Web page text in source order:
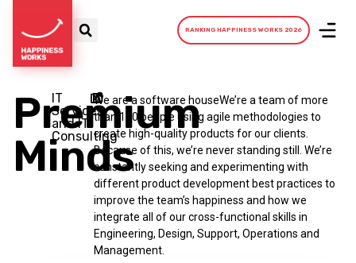
RANKING HAPPINESS WORKS 2026
Premium
Minds
IT
Services
and IT
Consulting
We are a software houseWe’re a team of more
than 100 people using agile methodologies to
create high-quality products for our clients.
Because of this, we’re never standing still. We’re
constantly seeking and experimenting with
different product development best practices to
improve the team’s happiness and how we
integrate all of our cross-functional skills in
Engineering, Design, Support, Operations and
Management.